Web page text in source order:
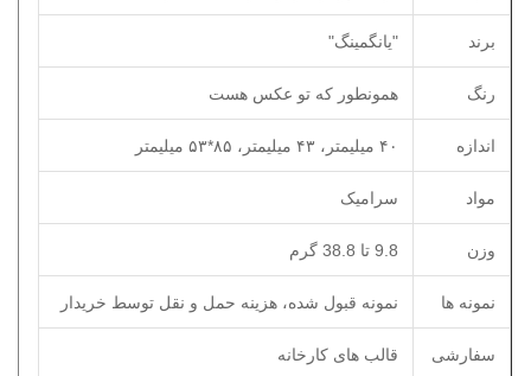
برند "يانگمينگ"
رنگ همونطور که تو عکس هست
اندازه ۴۰ میلیمتر، ۴۳ میلیمتر، ۸۵*۵۳ میلیمتر
مواد سرامیک
وزن 9.8 تا 38.8 گرم
نمونه ها نمونه قبول شده، هزینه حمل و نقل توسط خریدار
سفارشی قالب های کارخانه